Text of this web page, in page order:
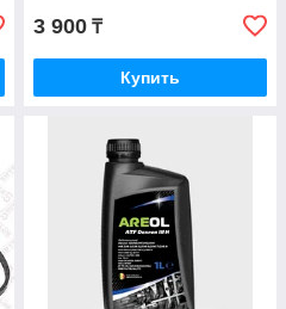
3 900 ₸
Купить